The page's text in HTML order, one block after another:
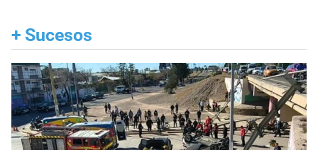
+ Sucesos